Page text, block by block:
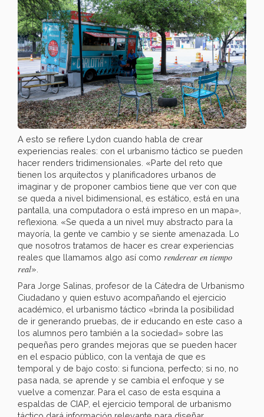
A esto se refiere Lydon cuando habla de crear
experiencias reales: con el urbanismo táctico se pueden
hacer renders tridimensionales. «Parte del reto que
tienen los arquitectos y planificadores urbanos de
imaginar y de proponer cambios tiene que ver con que
se queda a nivel bidimensional, es estático, está en una
pantalla, una computadora o está impreso en un mapa»,
reflexiona. «Se queda a un nivel muy abstracto para la
mayoría, la gente ve cambio y se siente amenazada. Lo
que nosotros tratamos de hacer es crear experiencias
reales que llamamos algo así como renderear en tiempo
real».
Para Jorge Salinas, profesor de la Cátedra de Urbanismo
Ciudadano y quien estuvo acompañando el ejercicio
académico, el urbanismo táctico «brinda la posibilidad
de ir generando pruebas, de ir educando en este caso a
los alumnos pero también a la sociedad» sobre las
pequeñas pero grandes mejoras que se pueden hacer
en el espacio público, con la ventaja de que es
temporal y de bajo costo: si funciona, perfecto; si no, no
pasa nada, se aprende y se cambia el enfoque y se
vuelve a comenzar. Para el caso de esta esquina a
espaldas de CIAP, el ejercicio temporal de urbanismo